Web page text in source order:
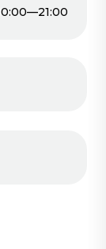
этаж